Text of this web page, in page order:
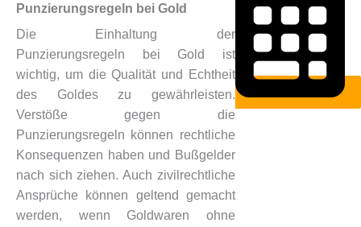
Punzierungsregeln bei Gold
Die Einhaltung der
Punzierungsregeln bei Gold ist
wichtig, um die Qualität und Echtheit
des Goldes zu gewährleisten.
Verstöße gegen die
Punzierungsregeln können rechtliche
Konsequenzen haben und Bußgelder
nach sich ziehen. Auch zivilrechtliche
Ansprüche können geltend gemacht
werden, wenn Goldwaren ohne